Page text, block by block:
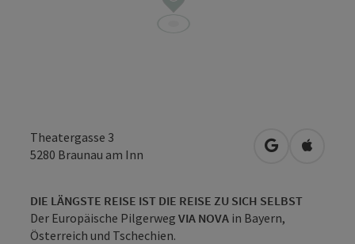
Theatergasse 3
5280 Braunau am Inn in Google
in
DIE LÄNGSTE REISE IST DIE REISE ZU SICH SELBST
Der Europäische Pilgerweg VIA NOVA in Bayern,
Österreich und Tschechien.